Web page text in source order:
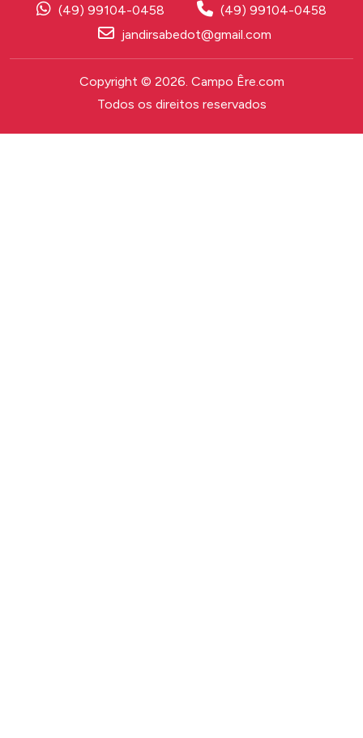
(49) 99104-0458
(49) 99104-0458
jandirsabedot@gmail.com
Copyright © 2026. Campo Êre.com
Todos os direitos reservados